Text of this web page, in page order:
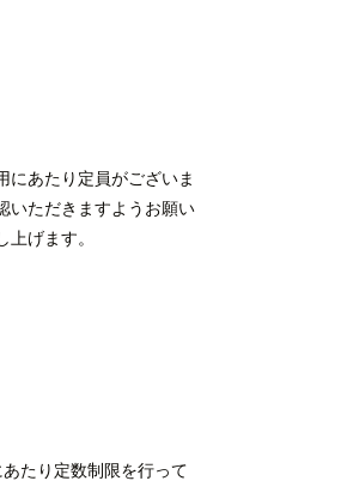
にあたり定員がございま
いただきますようお願い
げます。
たり定数制限を行って